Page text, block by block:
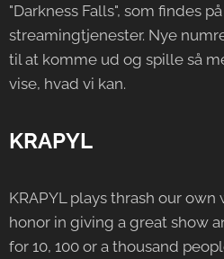
"Darkness Falls", som findes
streamingtjenester. Nye
til at komme ud og spille så
vise, hvad vi kan.
KRAPYL
KRAPYL plays thrash our own
honor in giving a great show
for 10, 100 or a thousand